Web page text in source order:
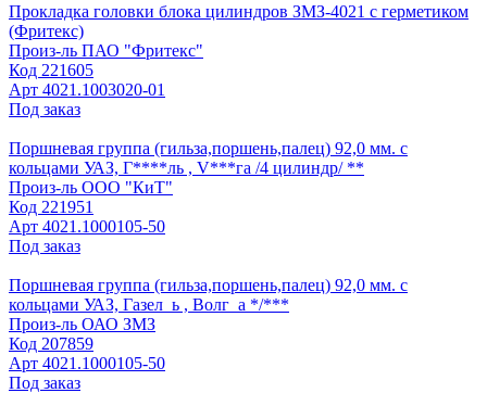
Прокладка головки блока цилиндров ЗМЗ-4021 с герметиком
(Фритекс)
Произ-ль ПАО "Фритекс"
Код 221605
Арт 4021.1003020-01
Под заказ
Поршневая группа (гильза,поршень,палец) 92,0 мм. с
кольцами УАЗ, Г****ль , V***га /4 цилиндр/ **
Произ-ль ООО "КиТ"
Код 221951
Арт 4021.1000105-50
Под заказ
Поршневая группа (гильза,поршень,палец) 92,0 мм. с
кольцами УАЗ, Газел_ь , Волг_а */***
Произ-ль ОАО ЗМЗ
Код 207859
Арт 4021.1000105-50
Под заказ